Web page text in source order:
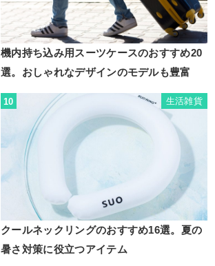
機内持ち込み用スーツケースのおすすめ20
選。おしゃれなデザインのモデルも豊富
10 生活雑貨
クールネックリングのおすすめ16選。夏の
暑さ対策に役立つアイテム